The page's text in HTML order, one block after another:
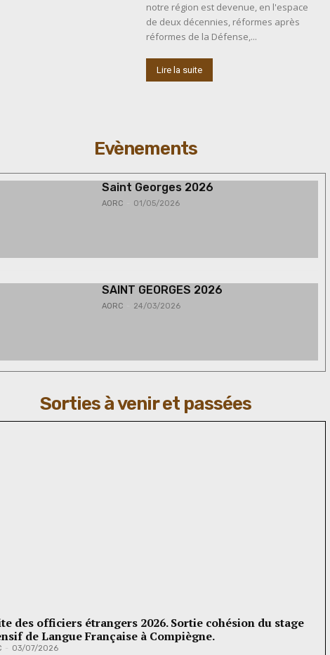
notre région est devenue, en l'espace
de deux décennies, réformes après
réformes de la Défense,...
Lire la suite
Evènements
Saint Georges 2026
AORC 01/05/2026
SAINT GEORGES 2026
AORC 24/03/2026
Sorties à venir et passées
des officiers étrangers 2026. Sortie cohésion du stage
de Langue Française à Compiègne.
- 03/07/2026